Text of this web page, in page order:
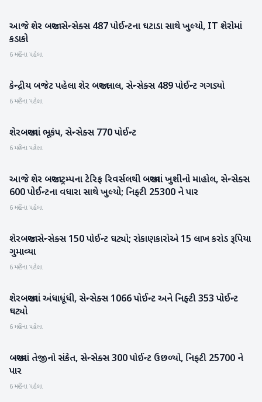
બિઝનેસ
આજે શેર બજાર: સેન્સેક્સ 487 પોઈન્ટના ઘટાડા સાથે ખુલ્યો, IT શેરોમાં
કડાકો
6 મહિના પહેલા
બિઝનેસ
કેન્દ્રીય બજેટ પહેલા શેર બજાર લાલ, સેન્સેક્સ 489 પોઈન્ટ ગગડ્યો
6 મહિના પહેલા
બિઝનેસ
શેરબજારમાં ભૂકંપ, સેન્સેક્સ 770 પોઈન્ટ
6 મહિના પહેલા
બિઝનેસ
આજે શેર બજાર: ટ્રમ્પના ટેરિફ રિવર્સલથી બજારમાં ખુશીનો માહોલ, સેન્સેક્સ
600 પોઈન્ટના વધારા સાથે ખુલ્યો; નિફ્ટી 25300 ને પાર
6 મહિના પહેલા
બિઝનેસ
શેરબજાર: સેન્સેક્સ 150 પોઈન્ટ ઘટ્યો; રોકાણકારોએ 15 લાખ કરોડ રૂપિયા
ગુમાવ્યા
6 મહિના પહેલા
બિઝનેસ
શેરબજારમાં અંધાધૂંધી, સેન્સેક્સ 1066 પોઈન્ટ અને નિફ્ટી 353 પોઈન્ટ
ઘટ્યો
6 મહિના પહેલા
બિઝનેસ
બજારમાં તેજીનો સંકેત, સેન્સેક્સ 300 પોઈન્ટ ઉછળ્યો, નિફ્ટી 25700 ને
પાર
6 મહિના પહેલા